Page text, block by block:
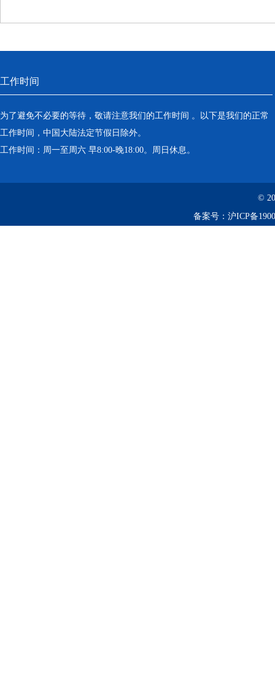
工作时间
为了避免不必要的等待，敬请注意我们的工作时间 。以下是我们的正常
工作时间，中国大陆法定节假日除外。
工作时间：周一至周六 早8:00-晚18:00。周日休息。
©
备案号： 沪ICP备